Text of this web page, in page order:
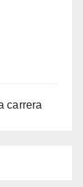
carrera